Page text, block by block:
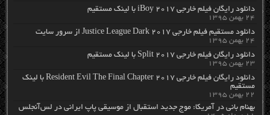
دانلود رایگان فیلم خارجی iBoy 2017 با لینک مستقیم
۲۴ بهمن ۱۳۹۵
دانلود مستقیم فیلم خارجی Justice League Dark 2017 از سرور سایت
۲۴ بهمن ۱۳۹۵
دانلود رایگان فیلم خارجی Split 2017 با لینک مستقیم
۲۳ بهمن ۱۳۹۵
دانلود رایگان فیلم خارجی Resident Evil The Final Chapter 2017 با لینک
مستقیم
۲۲ بهمن ۱۳۹۵
بهنام بانی در آمریکا: موج جدید استقبال از موسیقی پاپ ایرانی در لس‌آنجلس